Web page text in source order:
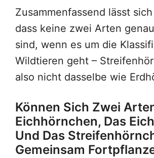
Zusammenfassend lässt
dass keine zwei Arten
sind, wenn es um die
Wildtieren geht –
also nicht dasselbe wie
Können Sich Zwei
Eichhörnchen, Das
Und Das
Gemeinsam